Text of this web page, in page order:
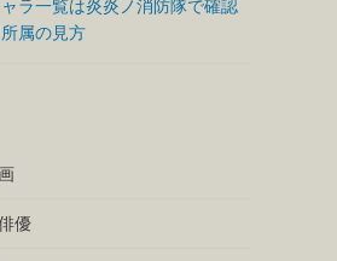
ラ一覧は炎炎ノ消防隊で確認
属の見方
優